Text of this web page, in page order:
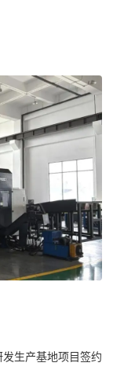
生产基地项目签约